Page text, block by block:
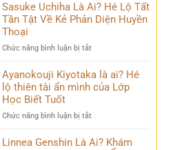
năng
lực’
chuyện
thú
vị
Kento
Là
Phá
Sư
Lý
Số
Bi
Sasuke Uchiha Là Ai? Hé Lộ Tất
Tần Tật Về Kẻ Phản Diện Huyền
Thoại
Chức năng bình luận bị tắt
Uchiha
Lộ
Tần
Ayanokouji Kiyotaka là ai? Hé
lộ thiên tài ẩn mình của Lớp
Học Biết Tuốt
Chức năng bình luận bị tắt
Kiyotaka
Linnea Genshin Là Ai? Khám